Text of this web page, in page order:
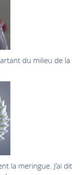
du milieu de la
la meringue. J’ai dit